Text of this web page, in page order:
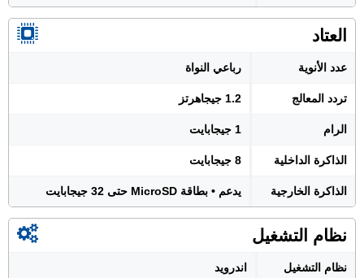
العتاد
عدد الأنوية رباعي النواة
تردد المعالج 1.2 جيجاهرتز
الرام 1 جيجابايت
الذاكرة الداخلية 8 جيجابايت
الذاكرة الخارجية يدعم • بطاقة MicroSD حتى 32 جيجابايت
نظام التشغيل
نظام التشغيل اندرويد